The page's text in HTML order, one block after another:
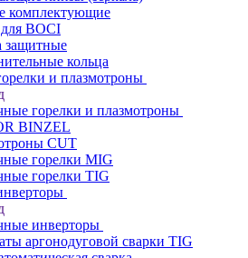
комплектующие
BOCI
защитные
кольца
и плазмотроны
горелки и плазмотроны
BINZEL
CUT
горелки MIG
горелки TIG
инверторы
аргонодуговой сварки TIG